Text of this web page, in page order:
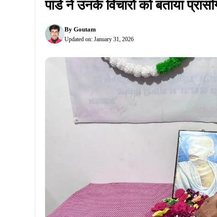
पांडे ने उनके विचारों को बताया
By Goutam
Updated on: January 31, 2026